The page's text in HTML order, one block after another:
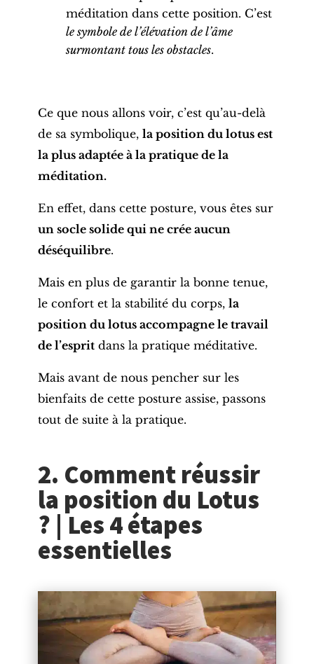
méditation dans cette position. C’est
le symbole de l’élévation de l’âme
surmontant tous les obstacles.
Ce que nous allons voir, c’est qu’au-delà
de sa symbolique, la position du lotus est
la plus adaptée à la pratique de la
méditation.
En effet, dans cette posture, vous êtes sur
un socle solide qui ne crée aucun
déséquilibre.
Mais en plus de garantir la bonne tenue,
le confort et la stabilité du corps, la
position du lotus accompagne le travail
de l’espritdans la pratique méditative.
Mais avant de nous pencher sur les
bienfaits de cette posture assise, passons
tout de suite à la pratique.
2. Comment réussir
la position du Lotus
? | Les 4 étapes
essentielles